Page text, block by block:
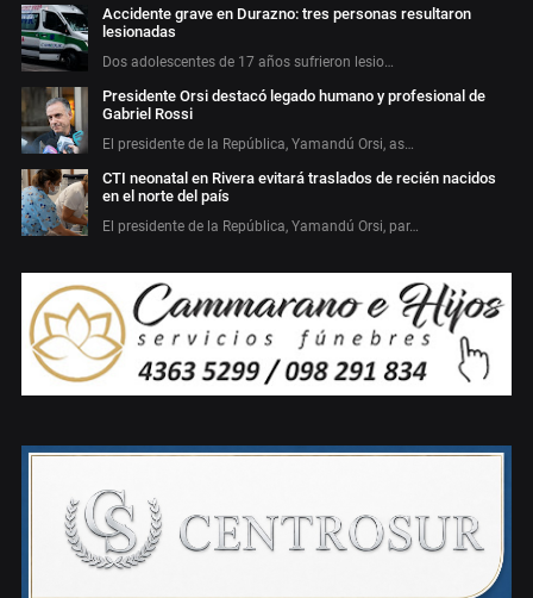
Accidente grave en Durazno: tres personas resultaron
lesionadas
Dos adolescentes de 17 años sufrieron lesio…
Presidente Orsi destacó legado humano y profesional de
Gabriel Rossi
El presidente de la República, Yamandú Orsi, as…
CTI neonatal en Rivera evitará traslados de recién nacidos
en el norte del país
El presidente de la República, Yamandú Orsi, par…